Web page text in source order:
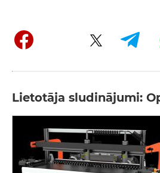
Lietotāja sludinājumi: